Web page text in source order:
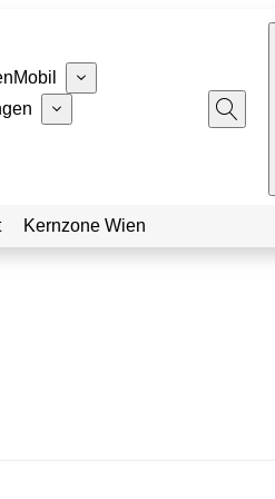
Kernzone Wien